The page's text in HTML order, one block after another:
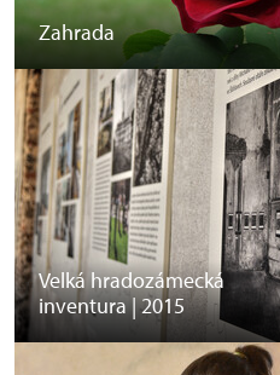
Zahrada
Velká hradozámecká
inventura | 2015